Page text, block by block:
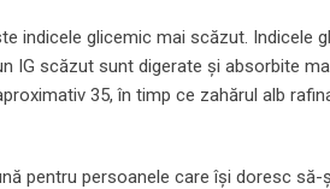
indicele glicemic mai scăzut. Indicele
IG scăzut sunt digerate și absorbite
35, în timp ce zahărul alb
pentru persoanele care își doresc să-